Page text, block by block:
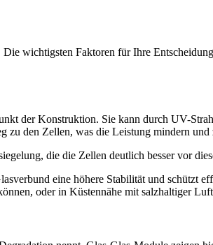
wichtigsten Faktoren für Ihre
der Konstruktion. Sie kann durch UV-
zu den Zellen, was die Leistung mindern
die die Zellen deutlich besser vor
eine höhere Stabilität und schützt
oder in Küstennähe mit salzhaltiger